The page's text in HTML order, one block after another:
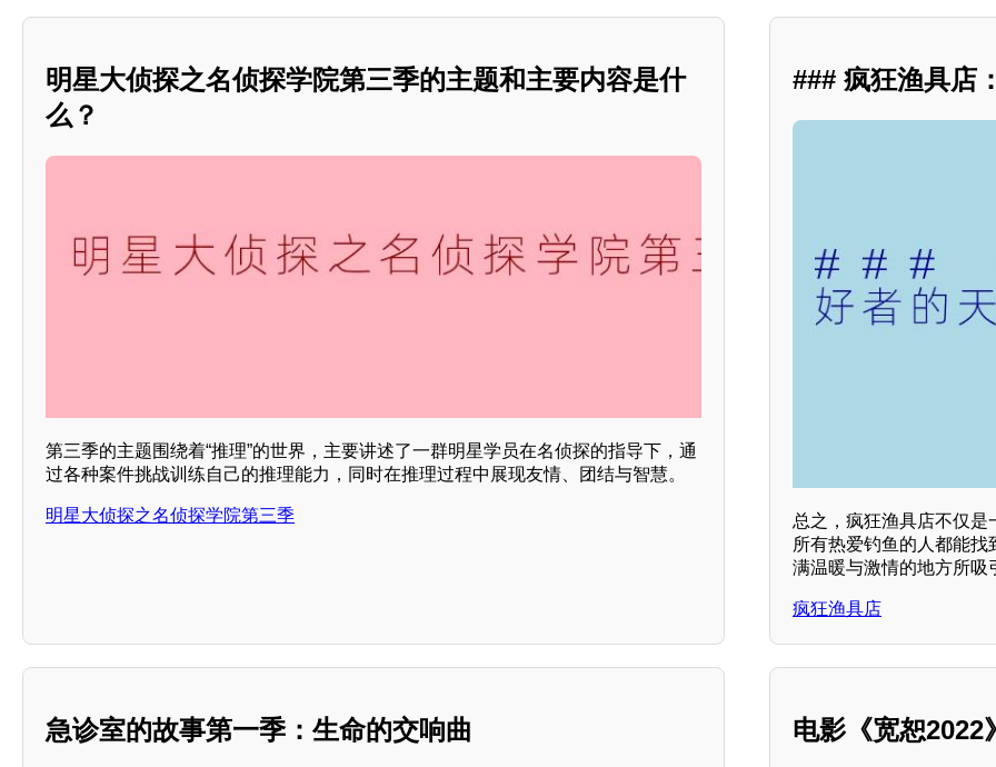
明星大侦探之名侦探学院第三季的主题和主要内容是什
么？
第三季的主题围绕着“推理”的世界，主要讲述了一群明星学员在名侦探的指导下，通
过各种案件挑战训练自己的推理能力，同时在推理过程中展现友情、团结与智慧。
明星大侦探之名侦探学院第三季
### 疯狂渔具店
总之，疯狂渔具店不仅是
所有热爱钓鱼的人都能
满温暖与激情的地方所吸
疯狂渔具店
急诊室的故事第一季：生命的交响曲 电影《宽恕2022